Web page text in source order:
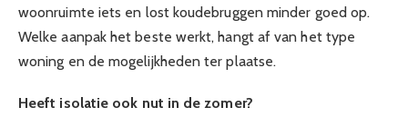
woonruimte iets en lost koudebruggen minder goed op.
Welke aanpak het beste werkt, hangt af van het type
woning en de mogelijkheden ter plaatse.
Heeft isolatie ook nut in de zomer?